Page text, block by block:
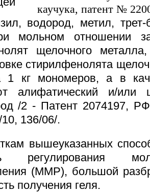
водород, метил,
мольном отношении
щелочного
стирилфенолята
кг мономеров, а в
алифатический и/или
/2 - Патент 2074197,
136/06/.
вышеуказанных
регулирования
(ММР), большой
получения геля.